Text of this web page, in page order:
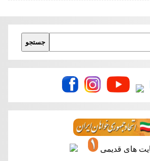
جستجو
های قدیمی